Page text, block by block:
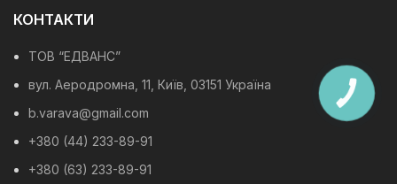
КОНТАКТИ
ТОВ “ЕДВАНС”
вул. Аеродромна, 11, Київ, 03151 Україна
b.varava@gmail.com
+380 (44) 233-89-91
+380 (63) 233-89-91
КНОПКА
ЗВ'ЯЗКУ